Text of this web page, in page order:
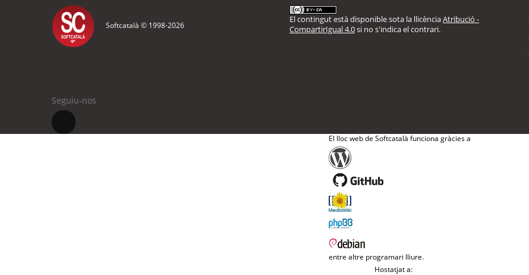
Softcatalà © 1998-2026
El contingut està disponible sota la llicènciaAtribució -
CompartirIgual 4.0si no s'indica el contrari.
Seguiu-nos
El lloc web de Softcatalà funciona gràcies a
entre altre programari lliure.
Hostatjat a: